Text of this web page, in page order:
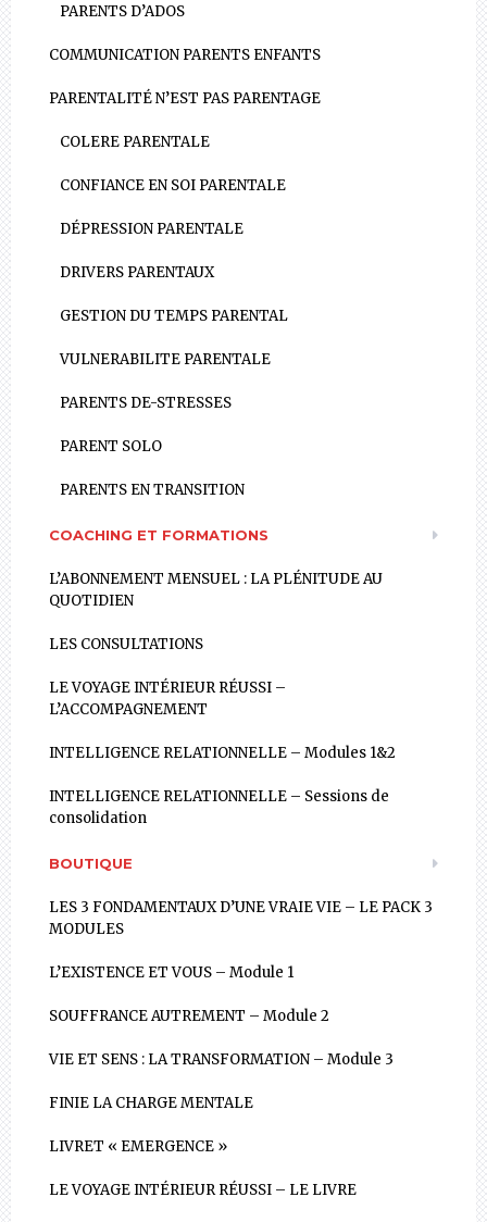
PARENTS D’ADOS
COMMUNICATION PARENTS ENFANTS
PARENTALITÉ N’EST PAS PARENTAGE
COLERE PARENTALE
CONFIANCE EN SOI PARENTALE
DÉPRESSION PARENTALE
DRIVERS PARENTAUX
GESTION DU TEMPS PARENTAL
VULNERABILITE PARENTALE
PARENTS DE-STRESSES
PARENT SOLO
PARENTS EN TRANSITION
COACHING ET FORMATIONS
L’ABONNEMENT MENSUEL : LA PLÉNITUDE AU
QUOTIDIEN
LES CONSULTATIONS
LE VOYAGE INTÉRIEUR RÉUSSI –
L’ACCOMPAGNEMENT
INTELLIGENCE RELATIONNELLE – Modules 1&2
INTELLIGENCE RELATIONNELLE – Sessions de
consolidation
BOUTIQUE
LES 3 FONDAMENTAUX D’UNE VRAIE VIE – LE PACK 3
MODULES
L’EXISTENCE ET VOUS – Module 1
SOUFFRANCE AUTREMENT – Module 2
VIE ET SENS : LA TRANSFORMATION – Module 3
FINIE LA CHARGE MENTALE
LIVRET « EMERGENCE »
LE VOYAGE INTÉRIEUR RÉUSSI – LE LIVRE